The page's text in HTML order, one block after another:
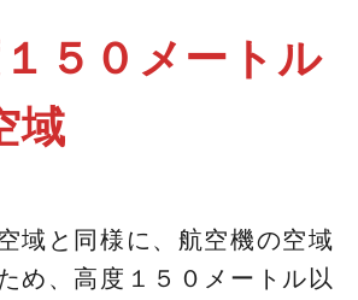
５０メートル
域
域と同様に、航空機の空域
め、高度１５０メートル以